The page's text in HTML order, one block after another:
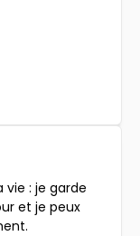
vie : je garde
et je peux